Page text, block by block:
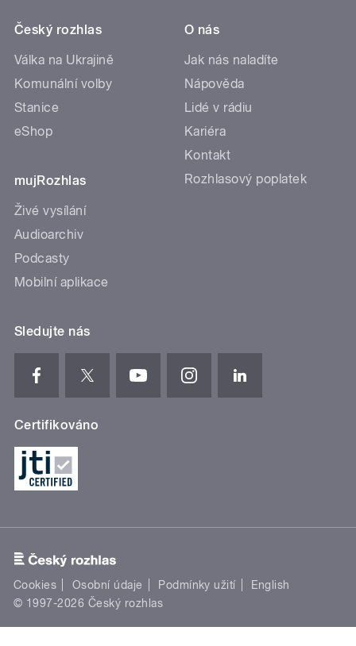
Český rozhlas
Válka na Ukrajině
Komunální volby
Stanice
eShop
mujRozhlas
Živé vysílání
Audioarchiv
Podcasty
Mobilní aplikace
O nás
Jak nás naladíte
Nápověda
Lidé v rádiu
Kariéra
Kontakt
Rozhlasový poplatek
Sledujte nás
Certifikováno
Cookies Osobní údaje Podmínky užití
English
© 1997-2026 Český rozhlas